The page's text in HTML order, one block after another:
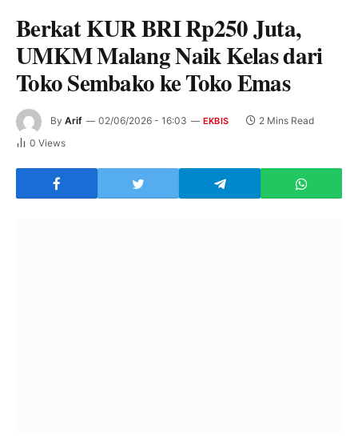
Berkat KUR BRI Rp250 Juta,
UMKM Malang Naik Kelas dari
Toko Sembako ke Toko Emas
By Arif 02/06/2026 - 16:03 EKBIS
2 Mins Read
0 Views